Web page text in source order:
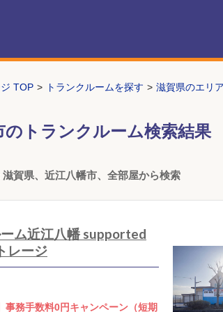
TOP トランクルームを探す 滋賀県のエリ
のトランクルーム検索結果
滋賀県、近江八幡市、全部屋から検索
ム近江八幡 supported
レージ
事務手数料0円キャンペーン（短期